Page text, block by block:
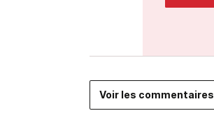
Voir les commentaires